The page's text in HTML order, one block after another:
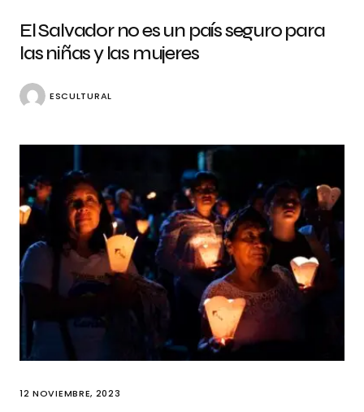
El Salvador no es un país seguro para
las niñas y las mujeres
ESCULTURAL
12 NOVIEMBRE, 2023